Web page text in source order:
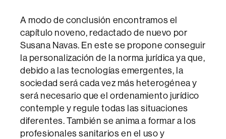
A modo de conclusión encontramos el
capítulo noveno, redactado de nuevo por
Susana Navas. En este se propone conseguir
la personalización de la norma jurídica ya que,
debido a las tecnologías emergentes, la
sociedad será cada vez más heterogénea y
será necesario que el ordenamiento jurídico
contemple y regule todas las situaciones
diferentes. También se anima a formar a los
profesionales sanitarios en el uso y